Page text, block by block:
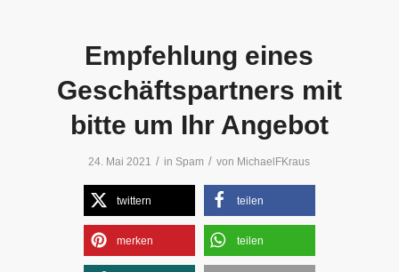
Empfehlung eines
Geschäftspartners mit
bitte um Ihr Angebot
24. Mai 2021 / in Spam / von MichaelFKraus
twittern teilen
merken teilen